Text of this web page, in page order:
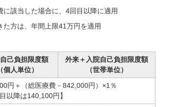
該当した場合に、4回目以降に適用
方は、年間上限41万円を適用
己負担限度額
（個人単位）
外来＋入院自己負担限度額
（世帯単位）
円＋（総医療費－842,000円）×1％
目以降は140,100円】